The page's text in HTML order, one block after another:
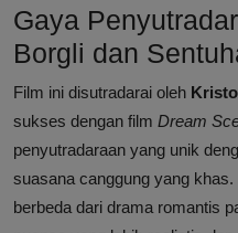
Gaya
Borgli dan
Film ini disutradarai oleh
sukses dengan film Dream
penyutradaraan yang unik
suasana canggung yang
berbeda dari drama romantis